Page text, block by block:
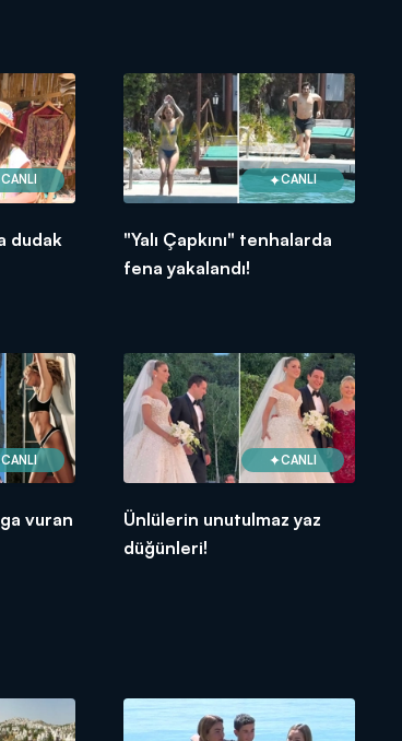
CANLI
dudak
CANLI
"Yalı Çapkını" tenhalarda
fena yakalandı!
CANLI
vuran
CANLI
Ünlülerin unutulmaz yaz
düğünleri!